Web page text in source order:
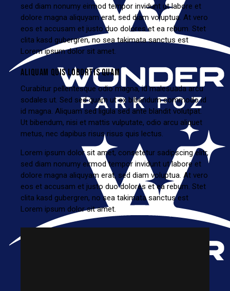
sed diam nonumy eirmod tempor invidunt ut labore et
dolore magna aliquyam erat, sed diam voluptua. At vero
eos et accusam et justo duo dolores et ea rebum. Stet
clita kasd gubergren, no sea takimata sanctus est
Lorem ipsum dolor sit amet.
ALIQUAM QUIS LOBORTIS QUAM
Curabitur pellentesque odio magna, id malesuada arcu
sodales ut. Sed sed quam ut ex bibendum commodo id
id magna. Aliquam sed ligula sed ante blandit volutpat.
Ut bibendum, nisi et mattis vulputate, odio arcu aliquet
metus, nec dapibus risus risus quis lectus.
Lorem ipsum dolor sit amet, consetetur sadipscing elitr,
sed diam nonumy eirmod tempor invidunt ut labore et
dolore magna aliquyam erat, sed diam voluptua. At vero
eos et accusam et justo duo dolores et ea rebum. Stet
clita kasd gubergren, no sea takimata sanctus est
Lorem ipsum dolor sit amet.